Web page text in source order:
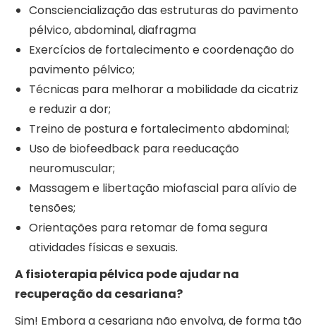
Consciencialização das estruturas do pavimento
pélvico, abdominal, diafragma
Exercícios de fortalecimento e coordenação do
pavimento pélvico;
Técnicas para melhorar a mobilidade da cicatriz
e reduzir a dor;
Treino de postura e fortalecimento abdominal;
Uso de biofeedback para reeducação
neuromuscular;
Massagem e libertação miofascial para alívio de
tensões;
Orientações para retomar de foma segura
atividades físicas e sexuais.
A fisioterapia pélvica pode ajudar na
recuperação da cesariana?
Sim! Embora a cesariana não envolva, de forma tão